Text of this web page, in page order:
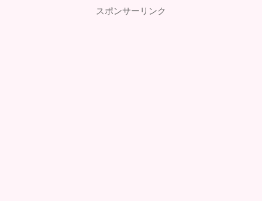
スポンサーリンク